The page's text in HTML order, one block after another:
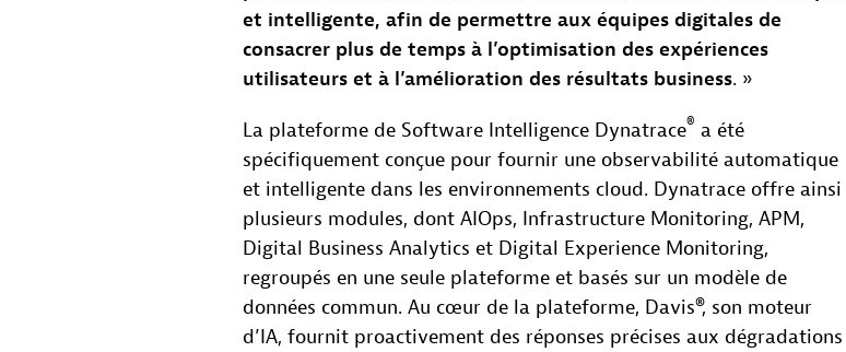
et intelligente, afin de permettre aux équipes digitales de
consacrer plus de temps à l’optimisation des expériences
utilisateurs et à l’amélioration des résultats business. »
La plateforme de Software Intelligence Dynatrace® a été
spécifiquement conçue pour fournir une observabilité automatique
et intelligente dans les environnements cloud. Dynatrace offre ainsi
plusieurs modules, dont AIOps, Infrastructure Monitoring, APM,
Digital Business Analytics et Digital Experience Monitoring,
regroupés en une seule plateforme et basés sur un modèle de
données commun. Au cœur de la plateforme, Davis®, son moteur
d’IA, fournit proactivement des réponses précises aux dégradations